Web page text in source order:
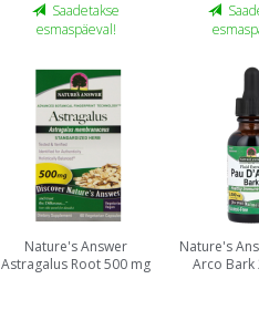
Saadetakse
esmaspäeval!
Nature's Answer
Astragalus Root 500 mg
Nature's
Arco Bark